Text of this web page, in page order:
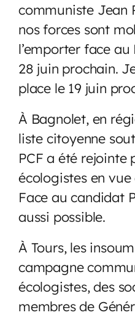
communiste Jean
nos forces sont
l’emporter face
28 juin prochain.
place le 19 juin
À Bagnolet, en
liste citoyenne
PCF a été rejointe
écologistes en
Face au candidat
aussi possible.
À Tours, les
campagne
écologistes, des
membres de